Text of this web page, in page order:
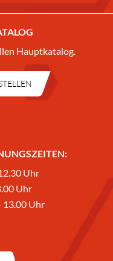
Hauptkatalog.
Uhr
Uhr
13.00 Uhr